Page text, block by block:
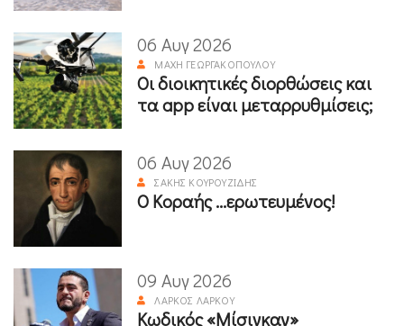
06 Αυγ 2026
ΜΆΧΗ ΓΕΩΡΓΑΚΟΠΟΎΛΟΥ
Οι διοικητικές διορθώσεις και
τα app είναι μεταρρυθμίσεις;
06 Αυγ 2026
ΣΆΚΗΣ ΚΟΥΡΟΥΖΊΔΗΣ
Ο Κοραής ...ερωτευμένος!
09 Αυγ 2026
ΛΆΡΚΟΣ ΛΆΡΚΟΥ
Κωδικός «Μίσιγκαν»